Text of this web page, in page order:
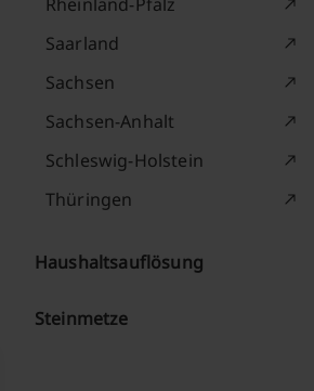
Saarland
Sachsen
Sachsen-Anhalt
Schleswig-Holstein
Thüringen
Haushaltsauflösung
Steinmetze